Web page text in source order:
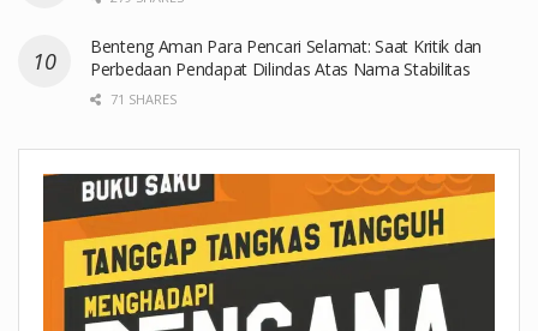
Benteng Aman Para Pencari Selamat: Saat Kritik dan
Perbedaan Pendapat Dilindas Atas Nama Stabilitas
71 SHARES